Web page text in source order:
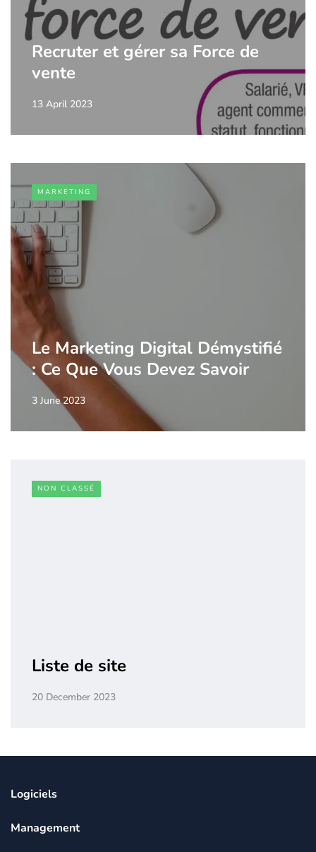
Recruter et gérer sa Force de
vente
13 April 2023
MARKETING
Le Marketing Digital Démystifié
: Ce Que Vous Devez Savoir
3 June 2023
NON CLASSÉ
Liste de site
20 December 2023
Logiciels
Management